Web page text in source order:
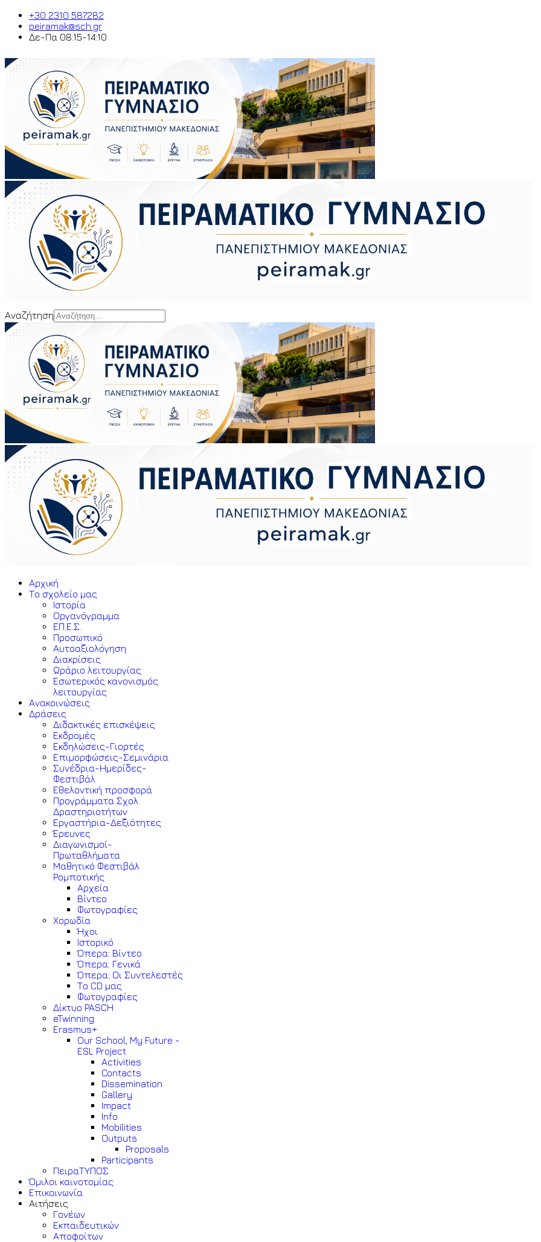
+30 2310 587282
peiramak@sch.gr
Δε-Πα 08:15-14:10
Αναζήτηση
Αρχική
Το σχολείο μας
Ιστορία
Οργανόγραμμα
ΕΠ.Ε.Σ.
Προσωπικό
Αυτοαξιολόγηση
Διακρίσεις
Ωράριο λειτουργίας
Εσωτερικός κανονισμός
λειτουργίας
Ανακοινώσεις
Δράσεις
Διδακτικές επισκέψεις
Εκδρομές
Εκδηλώσεις-Γιορτές
Επιμορφώσεις-Σεμινάρια
Συνέδρια-Ημερίδες-
Φεστιβάλ
Εθελοντική προσφορά
Προγράμματα Σχολ.
Δραστηριοτήτων
Εργαστήρια-Δεξιότητες
Έρευνες
Διαγωνισμοί-
Πρωταθλήματα
Μαθητικό Φεστιβάλ
Ρομποτικής
Αρχεία
Βίντεο
Φωτογραφίες
Χορωδία
Ήχοι
Ιστορικό
Όπερα: Βίντεο
Όπερα: Γενικά
Όπερα: Οι Συντελεστές
Το CD μας
Φωτογραφίες
Δίκτυο PASCH
eTwinning
Erasmus+
Our School, My Future -
ESL Project
Activities
Contacts
Dissemination
Gallery
Impact
Info
Mobilities
Outputs
Proposals
Participants
ΠειραΤΥΠΟΣ
Όμιλοι καινοτομίας
Επικοινωνία
Αιτήσεις
Γονέων
Εκπαιδευτικών
Αποφοίτων